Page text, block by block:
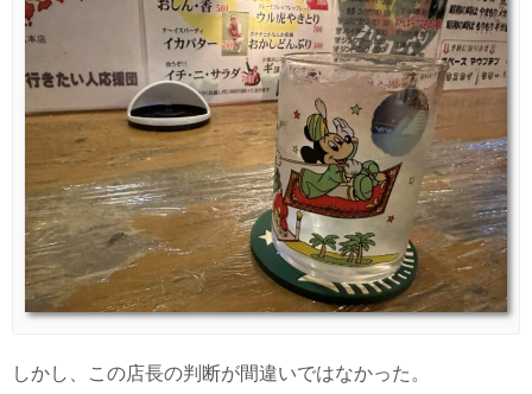
しかし、この店長の判断が間違いではなかった。